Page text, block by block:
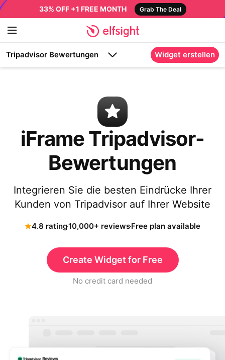
33% OFF +1 FREE MONTH Grab The Deal
Tripadvisor Bewertungen Widget erstellen
iFrame Tripadvisor-
Bewertungen
Integrieren Sie die besten Eindrücke Ihrer
Kunden von Tripadvisor auf Ihrer Website
4.8 rating10,000+ reviewsFree plan available
Create Widget for Free
No credit card needed